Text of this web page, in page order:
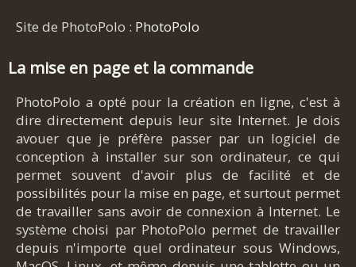
Site de PhotoPolo : PhotoPolo
La mise en page et la commande
PhotoPolo a opté pour la création en ligne, c'est à
dire directement depuis leur site Internet. Je dois
avouer que je préfère passer par un logiciel de
conception à installer sur son ordinateur, ce qui
permet souvent d'avoir plus de facilité et de
possibilités pour la mise en page, et surtout permet
de travailler sans avoir de connexion à Internet. Le
système choisi par PhotoPolo permet de travailler
depuis n'importe quel ordinateur sous Windows,